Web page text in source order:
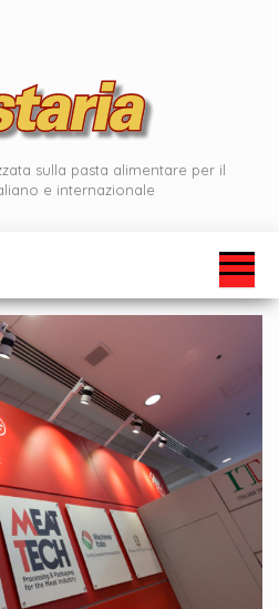
sulla pasta alimentare per il
e internazionale